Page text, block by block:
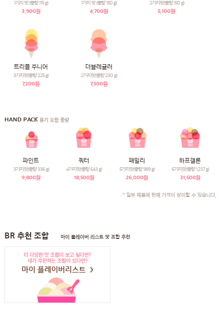
1가지 맛 (중량 115 g)
3,900원
1가지 맛 (중량 150 g)
4,700원
2가지맛(중량 150 g)
5,100원
트리플 주니어
3가지맛(중량 225 g)
7,200원
더블레귤러
2가지맛(중량 230 g)
7,300원
HAND PACK 용기 포함 중량
파인트
3가지맛(중량 336 g)
9,800원
쿼터
4가지맛(중량 643 g)
18,500원
패밀리
5가지맛(중량 989 g)
26,000원
하프갤론
6가지맛(중량 1,237 g)
31,500원
* 일부 제품에 한해 가격이 상이할 수 있습니다.
BR 추천 조합 마이 플레이버 리스트 맛 조합 추천
더 다양한 맛 조합이 보고 싶다면?
내가 추천하는 조합이 있다면?
마이 플레이버리스트